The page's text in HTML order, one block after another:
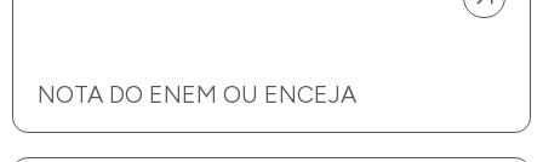
NOTA DO ENEM OU ENCEJA